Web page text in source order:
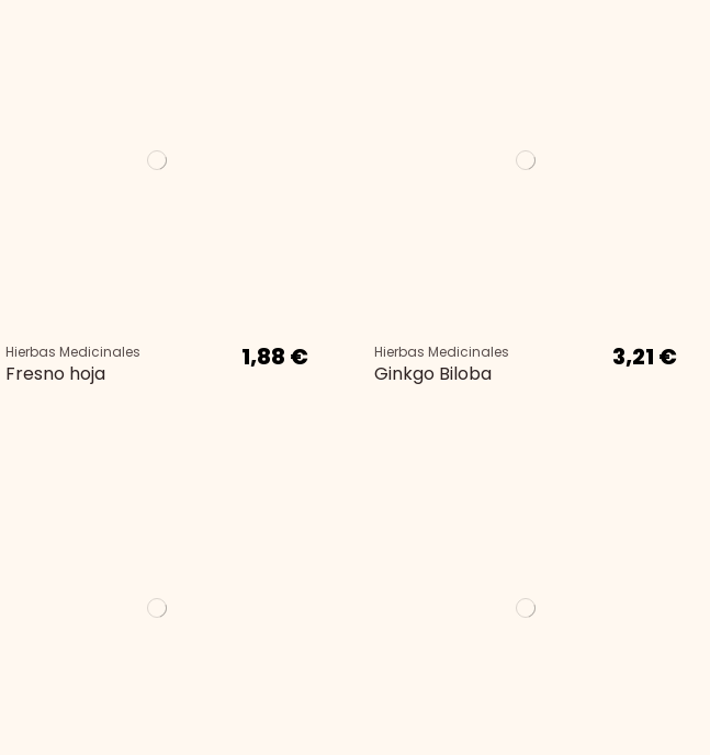
Hierbas Medicinales
Fresno hoja
1,88 € Hierbas Medicinales
Ginkgo Biloba
3,21 €